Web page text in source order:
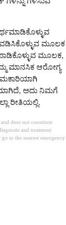
ಮೂಲಕ
ಮೂಲಕ,
ಮಾನಸಿಕ ಆರೋಗ್ಯ
ಅದು ನಿಮಗೆ
ರೀತಿಯಲ್ಲಿ.
does not constitute
and treatment
to the nearest emergency